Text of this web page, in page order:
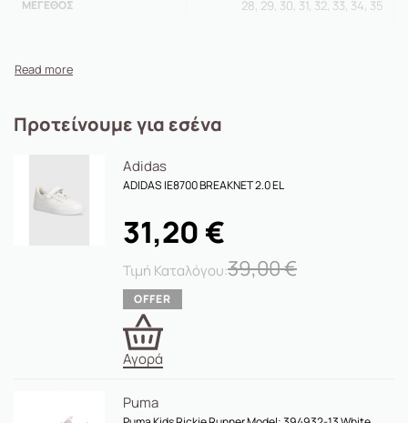
επάνω μέρος
Υφασμάτινη επένδυση
Περιέχει τουλάχιστον 20% ανακυκλωμένο υλικό
ΜΈΓΕΘΟΣ 28, 29, 30, 31, 32, 33, 34, 35
Προτείνουμε για εσένα
Adidas
ADIDAS IE8700 BREAKNET 2.0 EL
39,00€
31,20 €
Αγορά
Puma